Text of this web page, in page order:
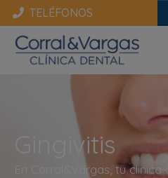
TELÉFONOS
Gingivitis
En Corral&Vargas, tu